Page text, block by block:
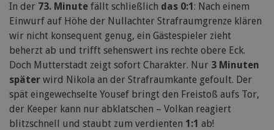
In der 73. Minute fällt schließlich das 0:1: Nach einem
Einwurf auf Höhe der Nullachter Strafraumgrenze klären
wir nicht konsequent genug, ein Gästespieler zieht
beherzt ab und trifft sehenswert ins rechte obere Eck.
Doch Mutterstadt zeigt sofort Charakter. Nur 3 Minuten
später wird Nikola an der Strafraumkante gefoult. Der
spät eingewechselte Yousef bringt den Freistoß aufs Tor,
der Keeper kann nur abklatschen – Volkan reagiert
blitzschnell und staubt zum verdienten 1:1 ab!